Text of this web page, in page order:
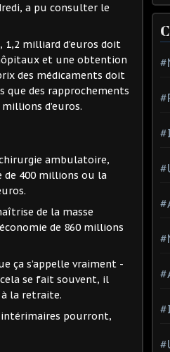
a pu consulter le
1,2 milliard d’euros doit
et une obtention
des médicaments doit
que des rapprochements
d’euros.
ambulatoire,
de 400 millions ou la
de la masse
de 860 millions
ça s’appelle vraiment -
se fait souvent, il
la retraite.
intérimaires pourront,